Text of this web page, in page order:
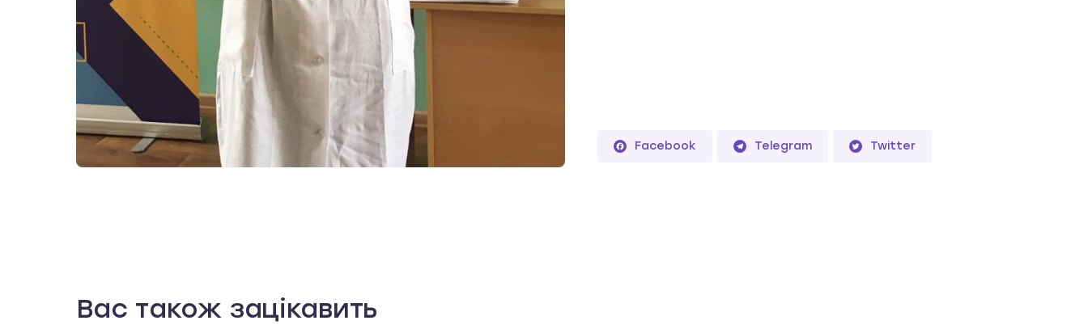
Facebook Telegram Twitter
Вас також зацікавить